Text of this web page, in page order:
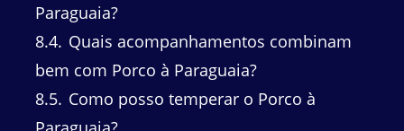
Paraguaia?
8.4 Quais acompanhamentos combinam
bem com Porco à Paraguaia?
8.5 Como posso temperar o Porco à